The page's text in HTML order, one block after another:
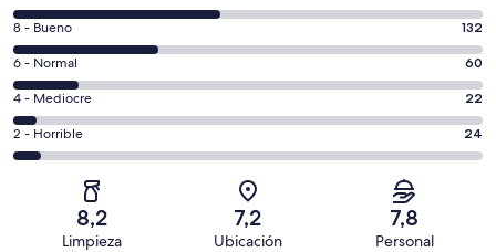
comentarios
de
un
total
de
422
con
puntuación
132
comentarios
de
un
total
de
422
puntuación
8 - Bueno 132
60
comentarios
de
un
total
6 - Normal 60
22
comentarios
de
4 - Mediocre 22
24
comentarios
2 - Horrible 24
8,2
Limpieza
7,2
Ubicación
7,8
Personal